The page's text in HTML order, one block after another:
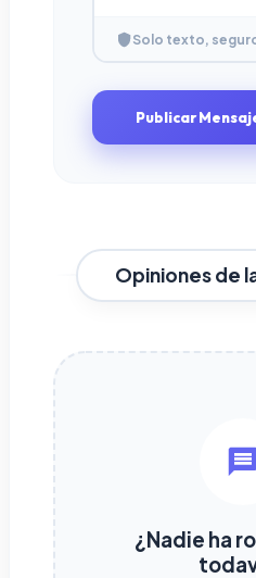
Solo texto,
Publicar
Opiniones de
¿Nadie ha